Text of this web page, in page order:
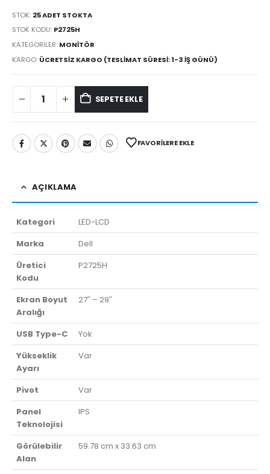
STOK: 25 ADET STOKTA
STOK KODU: P2725H
KATEGORILER: MONITÖR
KARGO: ÜCRETSIZ KARGO (TESLIMAT SÜRESI: 1-3 İŞ GÜNÜ)
SEPETE EKLE
FAVORILERE EKLE
AÇIKLAMA
Kategori
LED-LCD
Marka
Dell
Üretici
Kodu
P2725H
Ekran Boyut
Aralığı
27″ – 29″
USB Type-C
Yok
Yükseklik
Ayarı
Var
Pivot
Var
Panel
Teknolojisi
IPS
Görülebilir
Alan
59.78 cm x 33.63 cm